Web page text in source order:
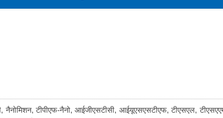
नैनोमिशन, टीपीएफ-नैनो, आईजीएसटीसी, आईयूएसएसटीएफ, टीएसएल,